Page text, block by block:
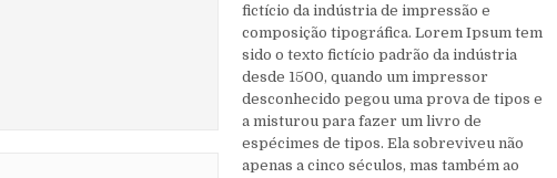
fictício da indústria de impressão e
composição tipográfica. Lorem Ipsum tem
sido o texto fictício padrão da indústria
desde 1500, quando um impressor
desconhecido pegou uma prova de tipos e
a misturou para fazer um livro de
espécimes de tipos. Ela sobreviveu não
apenas a cinco séculos, mas também ao